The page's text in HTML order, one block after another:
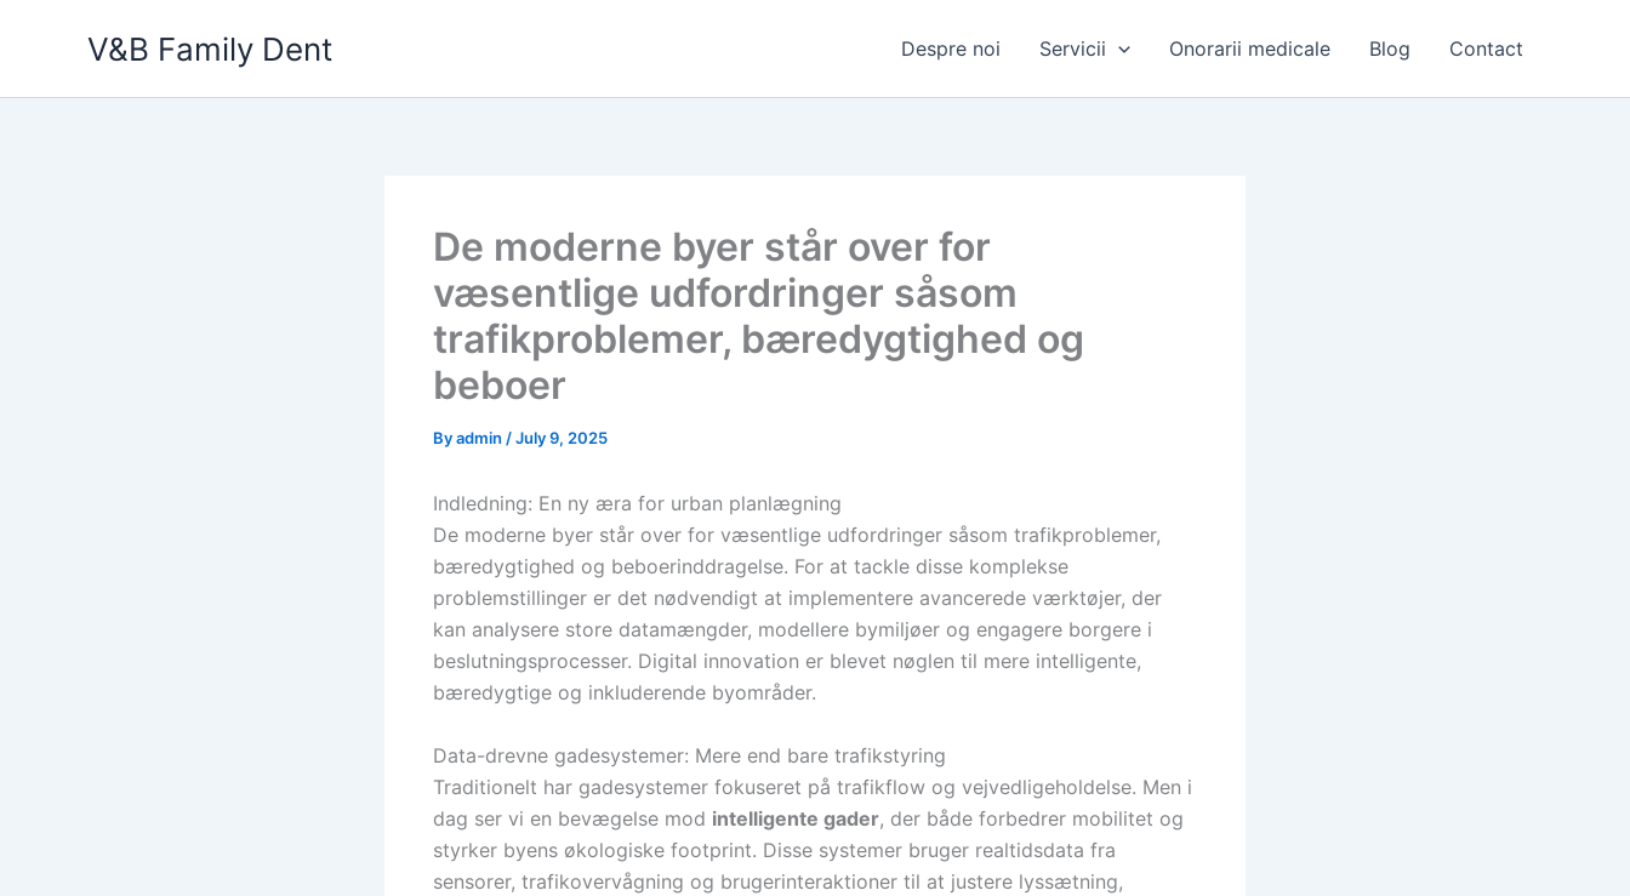
V&B Family Dent Despre noi Servicii Onorarii medicale Blog Contact
De moderne byer står over for
væsentlige udfordringer såsom
trafikproblemer, bæredygtighed og
beboer
Byadmin /July 9, 2025
Indledning: En ny æra for urban planlægning
De moderne byer står over for væsentlige udfordringer såsom trafikproblemer,
bæredygtighed og beboerinddragelse. For at tackle disse komplekse
problemstillinger er det nødvendigt at implementere avancerede værktøjer, der
kan analysere store datamængder, modellere bymiljøer og engagere borgere i
beslutningsprocesser. Digital innovation er blevet nøglen til mere intelligente,
bæredygtige og inkluderende byområder.
Data-drevne gadesystemer: Mere end bare trafikstyring
Traditionelt har gadesystemer fokuseret på trafikflow og vejvedligeholdelse. Men i
dag ser vi en bevægelse mod intelligente gader, der både forbedrer mobilitet og
styrker byens økologiske footprint. Disse systemer bruger realtidsdata fra
sensorer, trafikovervågning og brugerinteraktioner til at justere lyssætning,